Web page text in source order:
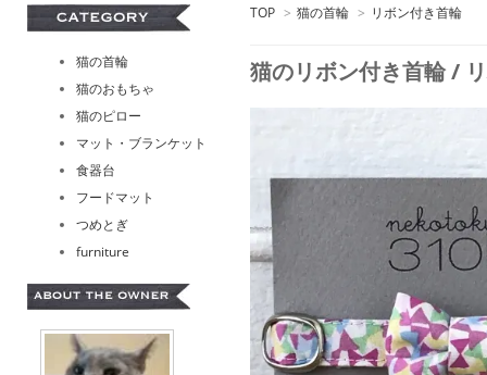
TOP > 猫の首輪 > リボン付き首輪
猫のリボン付き首輪 /
猫の首輪
猫のおもちゃ
猫のピロー
マット・ブランケット
食器台
フードマット
つめとぎ
furniture